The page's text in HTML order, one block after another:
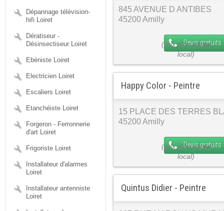
Dépannage télévision-
hifi Loiret
Dératiseur -
Désinsectiseur Loiret
Ebéniste Loiret
Electricien Loiret
Escaliers Loiret
Etanchéiste Loiret
Forgeron - Ferronnerie
d'art Loiret
Frigoriste Loiret
Installateur d'alarmes
Loiret
Installateur antenniste
Loiret
845 AVENUE D ANTIBES
45200 Amilly
Devis gratuits
Happy Color - Peintre
15 PLACE DES TERRES
45200 Amilly
Devis gratuits
Quintus Didier - Peintre